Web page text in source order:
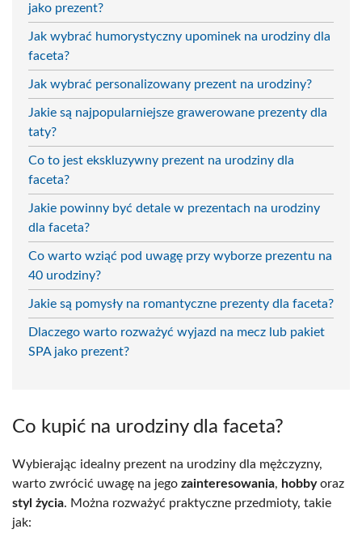
jako prezent?
Jak wybrać humorystyczny upominek na urodziny dla
faceta?
Jak wybrać personalizowany prezent na urodziny?
Jakie są najpopularniejsze grawerowane prezenty dla
taty?
Co to jest ekskluzywny prezent na urodziny dla
faceta?
Jakie powinny być detale w prezentach na urodziny
dla faceta?
Co warto wziąć pod uwagę przy wyborze prezentu na
40 urodziny?
Jakie są pomysły na romantyczne prezenty dla faceta?
Dlaczego warto rozważyć wyjazd na mecz lub pakiet
SPA jako prezent?
Co kupić na urodziny dla faceta?
Wybierając idealny prezent na urodziny dla mężczyzny,
warto zwrócić uwagę na jego zainteresowania, hobbyoraz
styl życia. Można rozważyć praktyczne przedmioty, takie
jak: